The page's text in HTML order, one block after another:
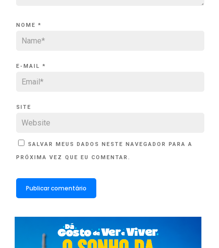
NOME *
E-MAIL *
SITE
SALVAR MEUS DADOS NESTE NAVEGADOR PARA A
PRÓXIMA VEZ QUE EU COMENTAR.